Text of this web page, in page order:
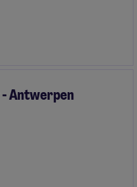
te zijn bij
Antwerpen